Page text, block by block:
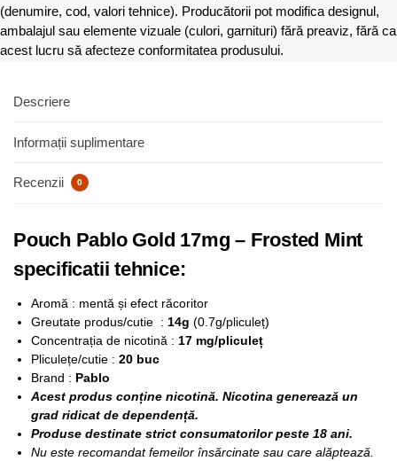
(denumire, cod, valori tehnice). Producătorii pot modifica designul,
ambalajul sau elemente vizuale (culori, garnituri) fără preaviz, fără ca
acest lucru să afecteze conformitatea produsului.
Descriere
Informații suplimentare
Recenzii 0
Pouch Pablo Gold 17mg – Frosted Mint
specificatii tehnice:
Aromă : mentă și efect răcoritor
Greutate produs/cutie : 14g (0.7g/pliculeț)
Concentrația de nicotină : 17 mg/pliculeț
Pliculețe/cutie : 20 buc
Brand : Pablo
Acest produs conține nicotină. Nicotina generează un
grad ridicat de dependență.
Produse destinate strict consumatorilor peste 18 ani.
Nu este recomandat femeilor însărcinate sau care alăptează.